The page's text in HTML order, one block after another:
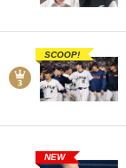
SCOOP!
NEW